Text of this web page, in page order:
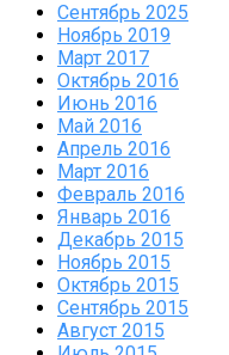
Сентябрь 2025
Ноябрь 2019
Март 2017
Октябрь 2016
Июнь 2016
Май 2016
Апрель 2016
Март 2016
Февраль 2016
Январь 2016
Декабрь 2015
Ноябрь 2015
Октябрь 2015
Сентябрь 2015
Август 2015